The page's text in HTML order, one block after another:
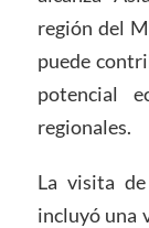
región del
puede
potencial
regionales.
La visita
incluyó una